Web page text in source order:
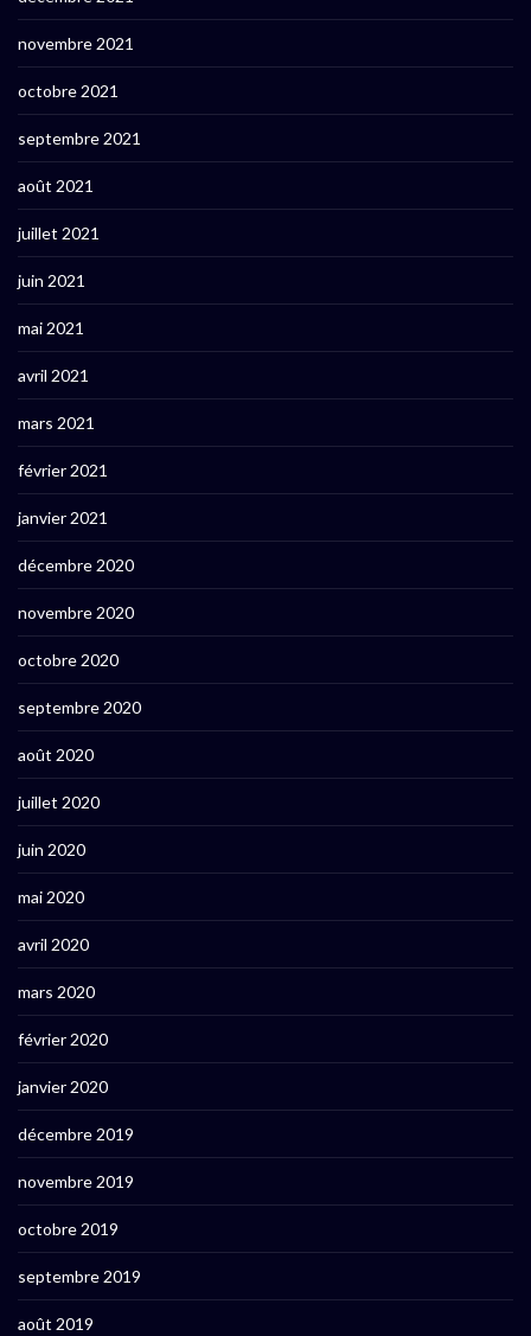
novembre 2021
octobre 2021
septembre 2021
août 2021
juillet 2021
juin 2021
mai 2021
avril 2021
mars 2021
février 2021
janvier 2021
décembre 2020
novembre 2020
octobre 2020
septembre 2020
août 2020
juillet 2020
juin 2020
mai 2020
avril 2020
mars 2020
février 2020
janvier 2020
décembre 2019
novembre 2019
octobre 2019
septembre 2019
août 2019